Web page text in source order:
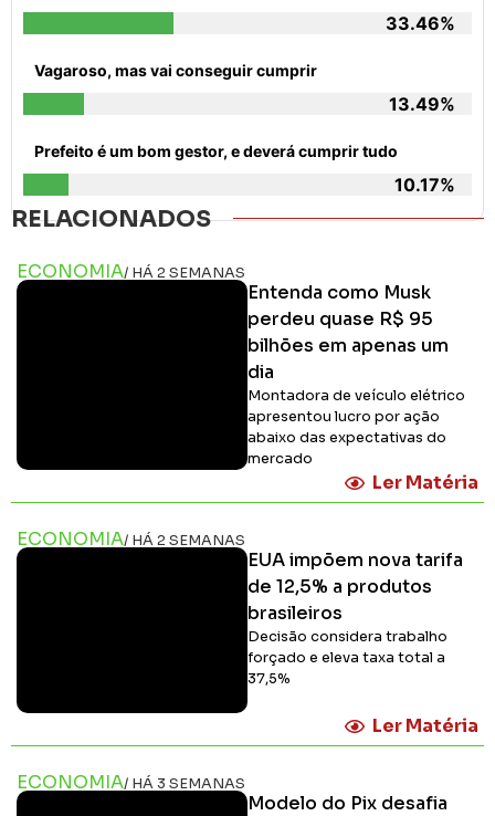
33.46%
Vagaroso, mas vai conseguir cumprir
13.49%
Prefeito é um bom gestor, e deverá cumprir tudo
10.17%
RELACIONADOS
ECONOMIA/ HÁ 2 SEMANAS
Entenda como Musk
perdeu quase R$ 95
bilhões em apenas um
dia
Montadora de veículo elétrico
apresentou lucro por ação
abaixo das expectativas do
mercado
Ler Matéria
ECONOMIA/ HÁ 2 SEMANAS
EUA impõem nova tarifa
de 12,5% a produtos
brasileiros
Decisão considera trabalho
forçado e eleva taxa total a
37,5%
Ler Matéria
ECONOMIA/ HÁ 3 SEMANAS
Modelo do Pix desafia